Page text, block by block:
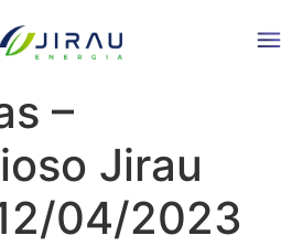
de
–
Jirau
04/2023